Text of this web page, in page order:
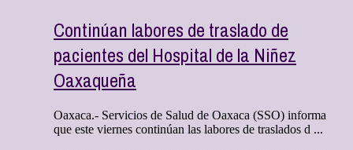
Continúan labores de traslado de
pacientes del Hospital de la Niñez
Oaxaqueña
Oaxaca.- Servicios de Salud de Oaxaca (SSO) informa
que este viernes continúan las labores de traslados d ...